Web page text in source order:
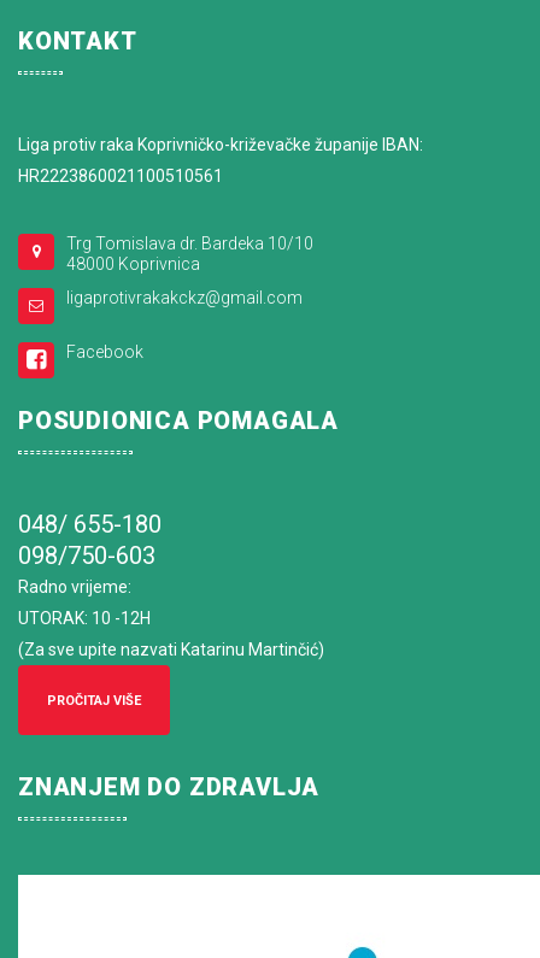
KONTAKT
Liga protiv raka Koprivničko-križevačke županije IBAN:
HR2223860021100510561
Trg Tomislava dr. Bardeka 10/10
48000 Koprivnica
ligaprotivrakakckz@gmail.com
Facebook
POSUDIONICA POMAGALA
048/ 655-180
098/750-603
Radno vrijeme:
UTORAK: 10 -12H
(Za sve upite nazvati Katarinu Martinčić)
PROČITAJ VIŠE
ZNANJEM DO ZDRAVLJA